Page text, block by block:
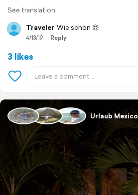
See translation
Traveler Wie schön 😍
4/13/19 Reply
3 likes
Urlaub Mexico